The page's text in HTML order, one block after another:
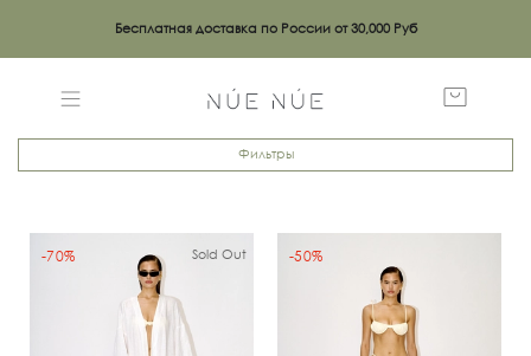
Бесплатная доставка по России от 30,000 Руб
Фильтры
-70% Sold Out -50%